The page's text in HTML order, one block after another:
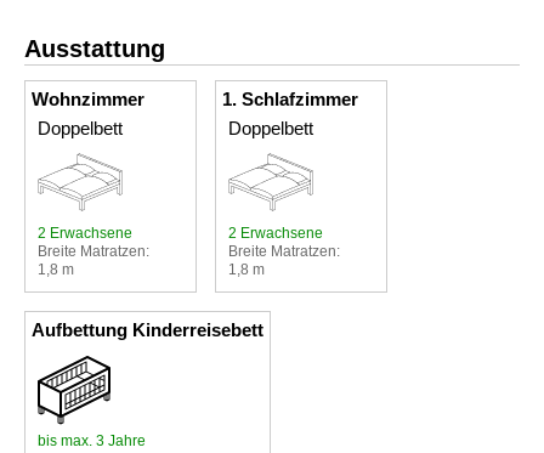
Ausstattung
Wohnzimmer
Doppelbett
2 Erwachsene
Breite Matratzen:
1,8 m
1. Schlafzimmer
Doppelbett
2 Erwachsene
Breite Matratzen:
1,8 m
Aufbettung Kinderreisebett
bis max. 3 Jahre